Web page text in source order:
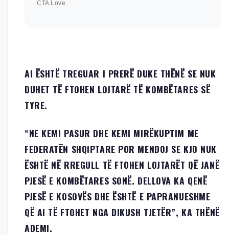
AI ËSHTË TREGUAR I PRERË DUKE THËNË SE NUK
DUHET TË FTOHEN LOJTARË TË KOMBËTARES SË
TYRE.
“NE KEMI PASUR DHE KEMI MIRËKUPTIM ME
FEDERATËN SHQIPTARE POR MENDOJ SE KJO NUK
ËSHTË NË RREGULL TË FTOHEN LOJTARËT QË JANË
PJESË E KOMBËTARES SONË. DELLOVA KA QENË
PJESË E KOSOVËS DHE ËSHTË E PAPRANUESHME
QË AI TË FTOHET NGA DIKUSH TJETËR”, KA THËNË
ADEMI.